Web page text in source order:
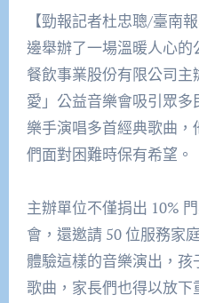
【勁報記者杜忠聰/臺南
邊舉辦了一場溫暖人心
餐飲事業股份有限公司
愛」公益音樂會吸引眾
樂手演唱多首經典歌曲
們面對困難時保有希望。
主辦單位不僅捐出 10%
會，還邀請 50 位服務家
體驗這樣的音樂演出，
歌曲，家長們也得以放下